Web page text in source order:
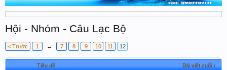
Hội - Nhóm - Câu Lạc Bộ
< Trước 1 ← 7 8 9 10 11 12
Tiêu đề Bài viết cuối ↓